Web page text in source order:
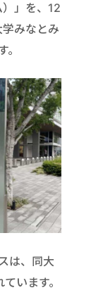
」を、12
みなとみ
は、同大
います。